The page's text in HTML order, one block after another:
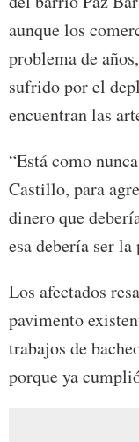
aunque los
problema de
sufrido por el
encuentran las
“Está como
Castillo, para
dinero que
esa debería ser
Los afectados
pavimento
trabajos de
porque ya